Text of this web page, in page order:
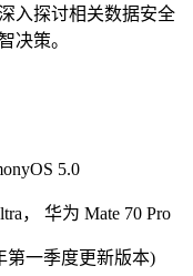
入探讨相关数据安全
决策。
5.0
， 华为 Mate 70 Pro
第一季度更新版本)